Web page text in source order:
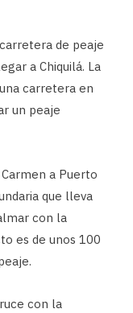
de peaje
a Chiquilá. La
carretera en
un peaje
a Puerto
que lleva
con la
es de unos 100
con la